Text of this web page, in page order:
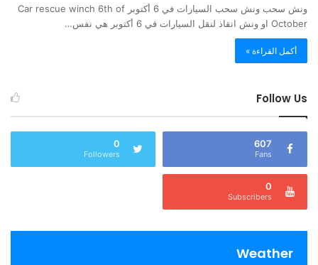
ونش سحب ونش سحب السيارات في 6 أكتوبر Car rescue winch 6th of
October او ونش انقاذ لنقل السيارات في 6 أكتوبر هي نفس…
أكمل القراءة »
Follow Us
607
Fans
0
Followers
0
Subscribers
Weather